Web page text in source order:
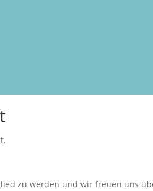
zu werden und wir freuen uns